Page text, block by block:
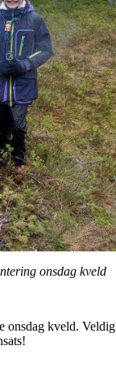
onsdag kveld
onsdag kveld. Veldig